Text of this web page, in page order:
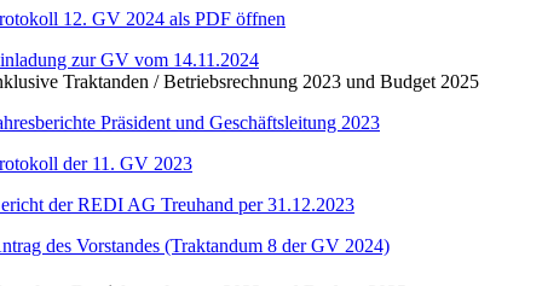
12. GV 2024 als PDF öffnen
zur GV vom 14.11.2024
Traktanden / Betriebsrechnung 2023 und Budget 2025
Präsident und Geschäftsleitung 2023
der 11. GV 2023
der REDI AG Treuhand per 31.12.2023
des Vorstandes (Traktandum 8 der GV 2024)